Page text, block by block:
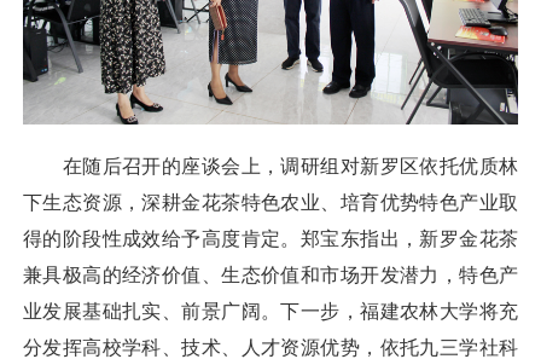
在随后召开的座谈会上，调研组对新罗区依托优质林
下生态资源，深耕金花茶特色农业、培育优势特色产业取
得的阶段性成效给予高度肯定。郑宝东指出，新罗金花茶
兼具极高的经济价值、生态价值和市场开发潜力，特色产
业发展基础扎实、前景广阔。下一步，福建农林大学将充
分发挥高校学科、技术、人才资源优势，依托九三学社科